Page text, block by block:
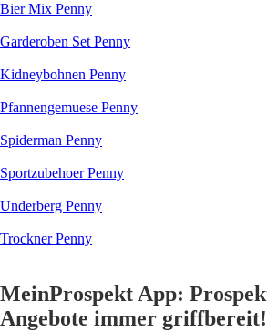
Bier Mix Penny
Garderoben Set Penny
Kidneybohnen Penny
Pfannengemuese Penny
Spiderman Penny
Sportzubehoer Penny
Underberg Penny
Trockner Penny
MeinProspekt App:
Angebote immer griffbereit!